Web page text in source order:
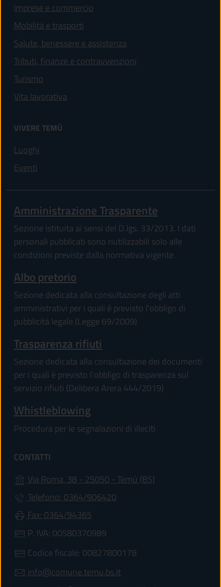
Imprese e commercio
Mobilità e trasporti
Salute, benessere e assistenza
Tributi, finanze e contravvenzioni
Turismo
Vita lavorativa
VIVERE TEMÙ
Luoghi
Eventi
Amministrazione Trasparente
Sezione istituita ai sensi del D.lgs. 33/2013. I dati
personali pubblicati sono riutilizzabili solo alle
condizioni previste dalla normativa vigente
Albo pretorio
Sezione dedicata alla consultazione degli atti
amministrativi per i quali è previsto l'obbligo di
pubblicità legale (Legge 69/2009)
Trasparenza rifiuti
Sezione dedicata alla consultazione dei documenti
per i quali è previsto l'obbligo di trasparenza sul
servizio rifiuti (Delibera Arera 444/2019)
Whistleblowing
Procedura per le segnalazioni di illeciti
CONTATTI
Via Roma, 38 - 25050 - Temù (BS)
Telefono: 0364/906420
Fax: 0364/94365
P. IVA: 00580370989
Codice fiscale: 00827800178
info@comune.temu.bs.it